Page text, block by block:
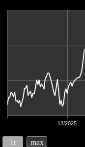
12/2025
1r max